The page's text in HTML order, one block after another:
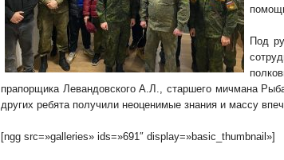
Под
прапорщика Левандовского А.Л., старшего мичмана
других ребята получили неоценимые знания и массу
[ngg src=»galleries» ids=»691″ display=»basic_thumbnail»]